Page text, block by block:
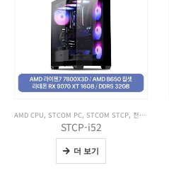
AMD CPU, STCOM PC, STCOM STCP, 전체 제품보기
STCP-i52
더 보기